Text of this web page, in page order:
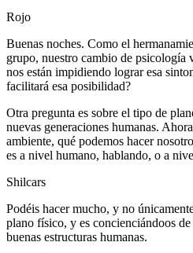
Rojo
Buenas noches. Como el
grupo, nuestro cambio de psicología
nos están impidiendo lograr esa
facilitará esa posibilidad?
Otra pregunta es sobre el tipo de
nuevas generaciones humanas.
ambiente, qué podemos hacer
es a nivel humano, hablando, o a
Shilcars
Podéis hacer mucho, y no
plano físico, y es concienciándoos
buenas estructuras humanas.